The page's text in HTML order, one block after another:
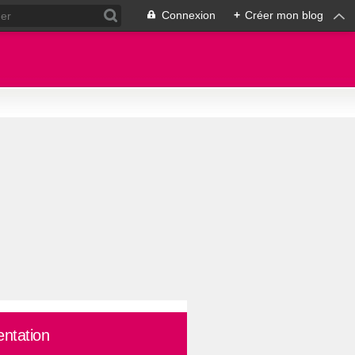
Connexion + Créer mon blog